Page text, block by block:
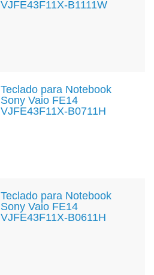
VJFE43F11X-B1111W
Teclado para Notebook
Sony Vaio FE14
VJFE43F11X-B0711H
Teclado para Notebook
Sony Vaio FE14
VJFE43F11X-B0611H